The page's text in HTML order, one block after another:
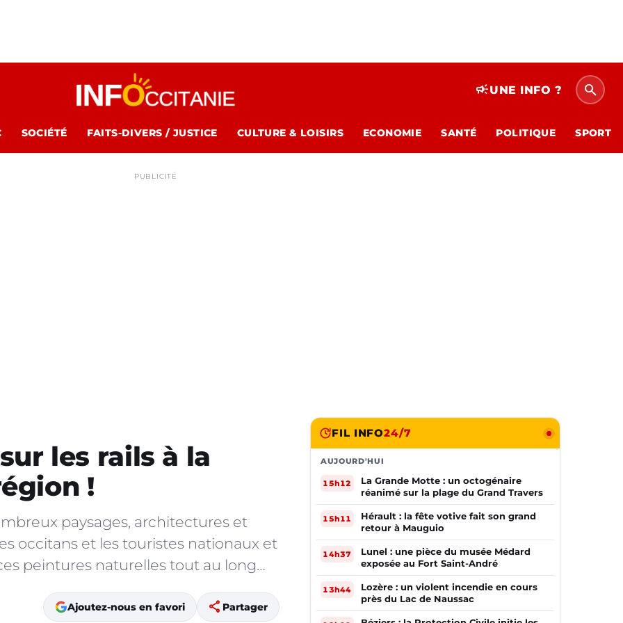
campaignUNE INFO ? search
SOCIÉTÉ FAITS-DIVERS / JUSTICE CULTURE & LOISIRS ECONOMIE SANTÉ POLITIQUE SPORT
PUBLICITÉ
les rails à la
!
paysages, architectures et
occitans et les touristes nationaux et
peintures naturelles tout au long…
Ajoutez-nous en favori share Partager
FIL INFO24/7
AUJOURD'HUI
15h12
La Grande Motte : un octogénaire
réanimé sur la plage du Grand Travers
15h11
Hérault : la fête votive fait son grand
retour à Mauguio
14h37
Lunel : une pièce du musée Médard
exposée au Fort Saint-André
13h44
Lozère : un violent incendie en cours
près du Lac de Naussac